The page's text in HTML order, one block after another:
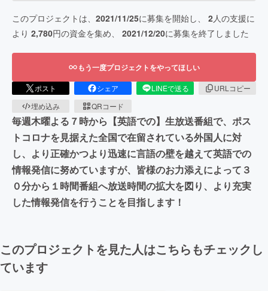
このプロジェクトは、 2021/11/25に募集を開始し、 2人の支援に
より 2,780円の資金を集め、 2021/12/20に募集を終了しました
もう一度プロジェクトをやってほしい
ポスト シェア LINEで送る
URLコピー
埋め込み
QRコード
毎週木曜よる７時から【英語での】生放送番組で、ポス
トコロナを見据えた全国で在留されている外国人に対
し、より正確かつより迅速に言語の壁を越えて英語での
情報発信に努めていますが、皆様のお力添えによって３
０分から１時間番組へ放送時間の拡大を図り、より充実
した情報発信を行うことを目指します！
このプロジェクトを見た人はこちらもチェックし
ています